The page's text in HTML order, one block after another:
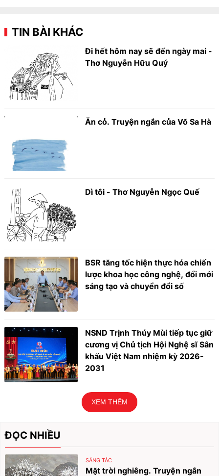
TIN BÀI KHÁC
Đi hết hôm nay sẽ đến ngày mai -
Thơ Nguyễn Hữu Quý
Ăn cỏ. Truyện ngắn của Võ Sa Hà
Dì tôi - Thơ Nguyễn Ngọc Quế
BSR tăng tốc hiện thực hóa chiến
lược khoa học công nghệ, đổi mới
sáng tạo và chuyển đổi số
NSND Trịnh Thúy Mùi tiếp tục giữ
cương vị Chủ tịch Hội Nghệ sĩ Sân
khấu Việt Nam nhiệm kỳ 2026-
2031
XEM THÊM
ĐỌC NHIỀU
SÁNG TÁC
Mặt trời nghiêng. Truyện ngắn